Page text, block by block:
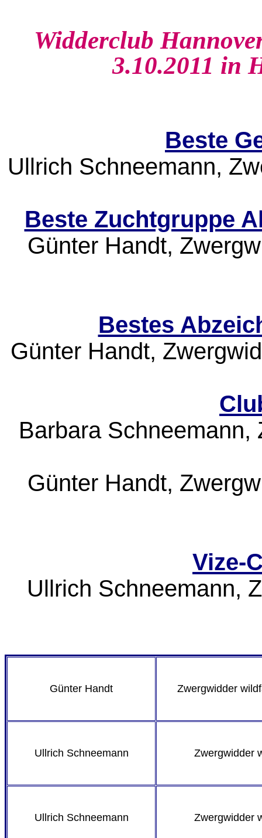
Widderclub
3.10.2011 in
Beste
Ullrich Schneemann,
Beste Zuchtgruppe
Günter Handt,
Bestes
Günter Handt,
Barbara
Günter Handt,
Vize-
Ullrich Schneemann,
Günter Handt Zwergwidder
Ullrich Schneemann Zwergwidder
Ullrich Schneemann Zwergwidder